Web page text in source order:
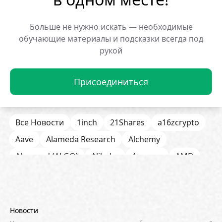
Больше не нужно искать — необходимые
обучающие материалы и подсказки всегда под
рукой
Присоединиться
Популярные новости:
Мем-монета BP на Solana
29.01.2026 12:50:19 29.01.2026 12:48:16
Все Новости 1inch 21Shares
a16zcrypto
Aave
Alameda Research
Alchemy
Algorand (ALGO)
Alibaba Amazon
AMD
Aster
Новости